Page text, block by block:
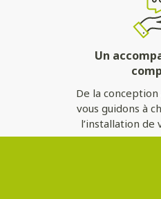
Un
De la conception
vous guidons à
l’installation